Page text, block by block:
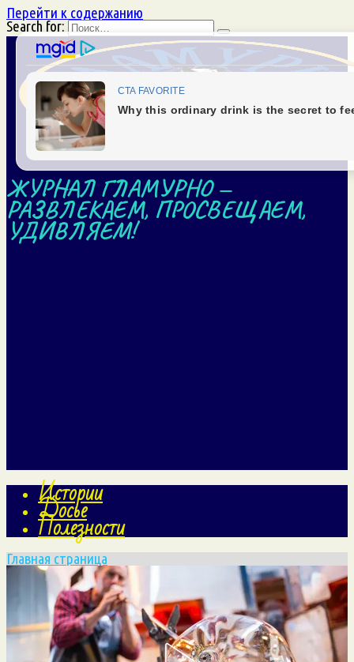
Перейти к содержанию
Search for:
ЖУРНАЛ ГЛАМУРНО —
РАЗВЛЕКАЕМ, ПРОСВЕЩАЕМ,
УДИВЛЯЕМ!
Истории
Досье
Полезности
Главная страница